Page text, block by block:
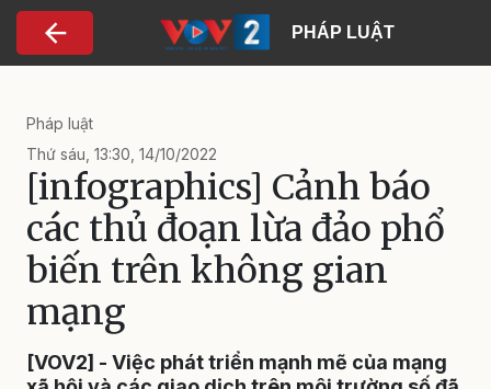
Nhảy đến nội dung
PHÁP LUẬT
Pháp luật
Thứ sáu, 13:30, 14/10/2022
[infographics] Cảnh báo
các thủ đoạn lừa đảo phổ
biến trên không gian
mạng
[VOV2] - Việc phát triển mạnh mẽ của mạng